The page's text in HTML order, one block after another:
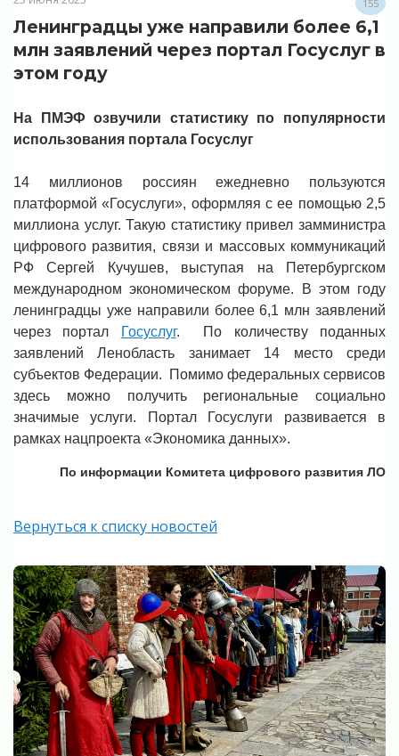
155
Ленинградцы уже направили более 6,1
млн заявлений через портал Госуслуг в
этом году
На ПМЭФ озвучили статистику по популярности
использования портала Госуслуг
14 миллионов россиян ежедневно пользуются
платформой «Госуслуги», оформляя с ее помощью 2,5
миллиона услуг. Такую статистику привел замминистра
цифрового развития, связи и массовых коммуникаций
РФ Сергей Кучушев, выступая на Петербургском
международном экономическом форуме. В этом году
ленинградцы уже направили более 6,1 млн заявлений
через портал
Госуслуг. По количеству поданных
заявлений Ленобласть занимает 14 место среди
субъектов Федерации. Помимо федеральных сервисов
здесь можно получить региональные социально
значимые услуги. Портал Госуслуги развивается в
рамках нацпроекта «Экономика данных».
По информации Комитета цифрового развития ЛО
Вернуться к списку новостей